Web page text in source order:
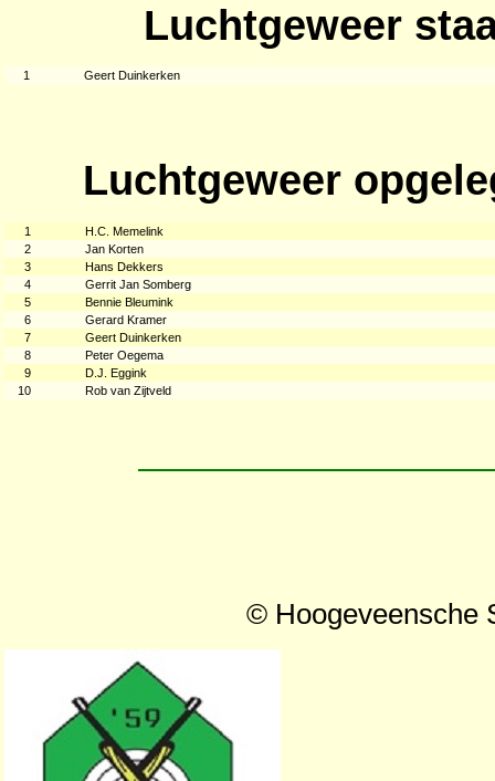
Luchtgeweer
1 Geert Duinkerken
Luchtgeweer
1
H.C. Memelink
2
Jan Korten
3
Hans Dekkers
4
Gerrit Jan Somberg
5
Bennie Bleumink
6
Gerard Kramer
7
Geert Duinkerken
8
Peter Oegema
9
D.J. Eggink
10
Rob van Zijtveld
© Hoogeveensche